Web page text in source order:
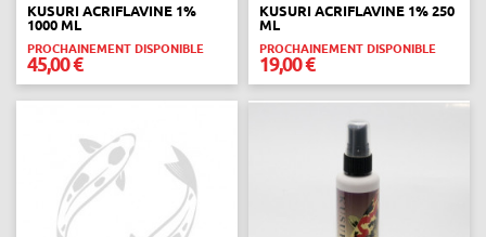
KUSURI ACRIFLAVINE 1%
1000 ML
PROCHAINEMENT DISPONIBLE
45,00 €
KUSURI ACRIFLAVINE 1% 250
ML
PROCHAINEMENT DISPONIBLE
19,00 €